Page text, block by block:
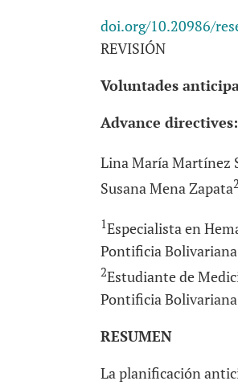
doi.org/10.20986/
REVISIÓN
Voluntades
Advance
Lina María Martínez
Susana Mena Zapata2
1Especialista en
Pontificia
2Estudiante de
Pontificia
RESUMEN
La planificación